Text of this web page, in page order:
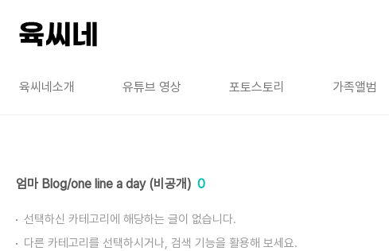
육씨네소개 유튜브 영상 포토스토리 가족앨범
엄마 Blog/one line a day (비공개) 0
선택하신 카테고리에 해당하는 글이 없습니다.
다른 카테고리를 선택하시거나, 검색 기능을 활용해 보세요.